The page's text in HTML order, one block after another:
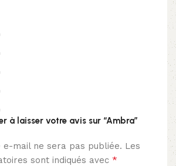
à laisser votre avis sur “Ambra”
e-mail ne sera pas publiée. Les
sont indiqués avec *